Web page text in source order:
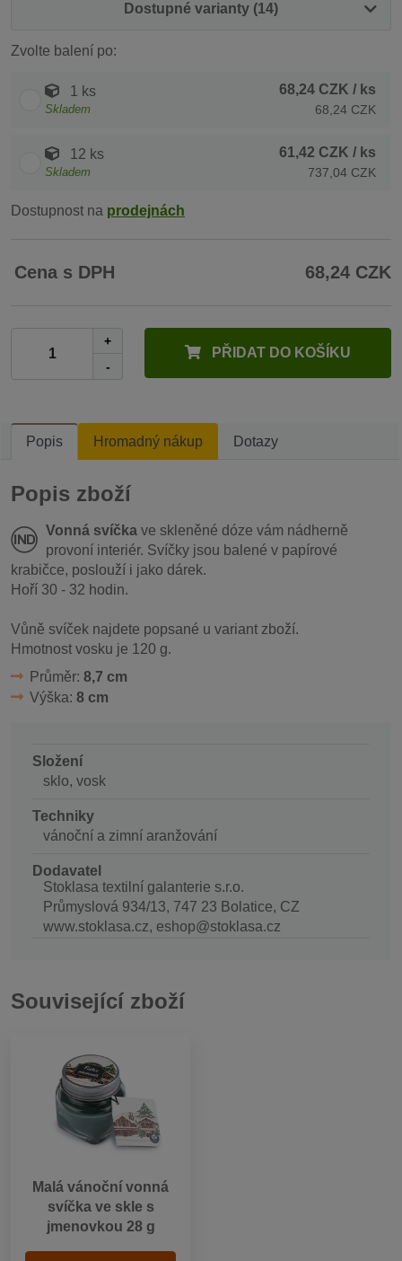
Dostupné varianty (14)
Zvolte balení po:
1 ks
Skladem
68,24 CZK / ks
68,24 CZK
12 ks
Skladem
61,42 CZK / ks
737,04 CZK
Dostupnost na prodejnách
Cena s DPH 68,24 CZK
+
-
PŘIDAT DO KOŠÍKU
Popis Hromadný nákup Dotazy
Popis zboží
Vonná svíčka ve skleněné dóze vám nádherně
provoní interiér. Svíčky jsou balené v papírové
krabičce, poslouží i jako dárek.
Hoří 30 - 32 hodin.
Vůně svíček najdete popsané u variant zboží.
Hmotnost vosku je 120 g.
Průměr: 8,7 cm
Výška: 8 cm
Složení
sklo, vosk
Techniky
vánoční a zimní aranžování
Dodavatel
Stoklasa textilní galanterie s.r.o.
Průmyslová 934/13, 747 23 Bolatice, CZ
www.stoklasa.cz, eshop@stoklasa.cz
Související zboží
Malá vánoční vonná
svíčka ve skle s
jmenovkou 28 g